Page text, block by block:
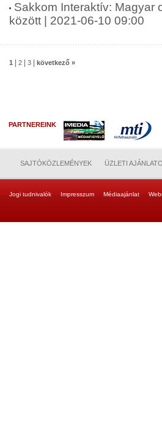
Sakkom Interaktív: Magyar
között | 2021-06-10 09:00
1 2 3 következő »
PARTNEREINK
SAJTÓKÖZLEMÉNYEK ÜZLETI
Jogi tudnivalók Impresszum Médiaajánlat